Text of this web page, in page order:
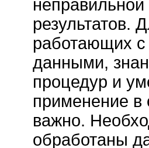
результатов.
работающих
данными,
процедур и
применение в
важно.
обработаны